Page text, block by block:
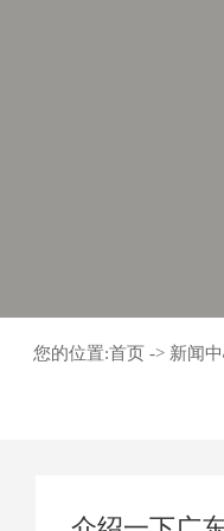
您的位置:首页 -> 新闻